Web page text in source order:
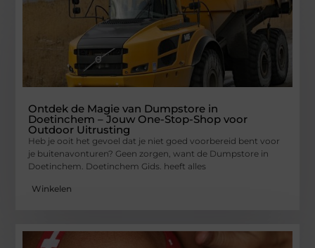
Ontdek de Magie van Dumpstore in
Doetinchem – Jouw One-Stop-Shop voor
Outdoor Uitrusting
Heb je ooit het gevoel dat je niet goed voorbereid bent voor
je buitenavonturen? Geen zorgen, want de Dumpstore in
Doetinchem. Doetinchem Gids. heeft alles
Winkelen